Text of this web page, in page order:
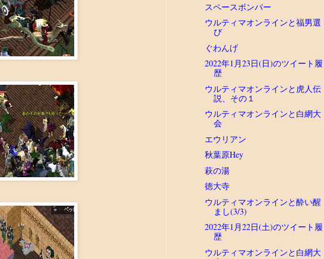
スペースボンバー
ウルティマオンラインと福男選
び
ぐわんげ
2022年1月23日(日)のツイート履
歴
ウルティマオンラインと虎人伝
説、その１
ウルティマオンラインと白網大
会
エウリアン
秋葉原Hey
萩の湯
徳大寺
ウルティマオンラインと酔い醒
まし(3/3)
2022年1月22日(土)のツイート履
歴
ウルティマオンラインと白網大